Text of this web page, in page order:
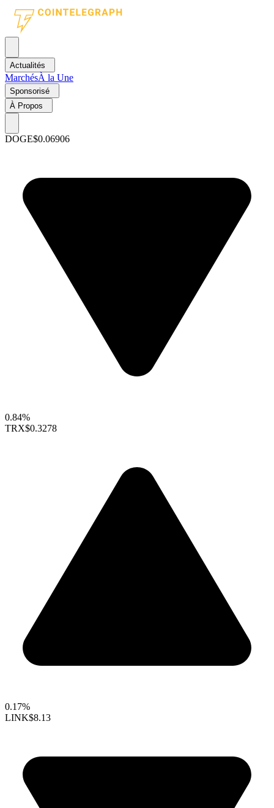
Actualités
MarchésÀ la Une
Sponsorisé
À Propos
DOGE$0.06906
0.84%
TRX$0.3278
0.17%
LINK$8.13